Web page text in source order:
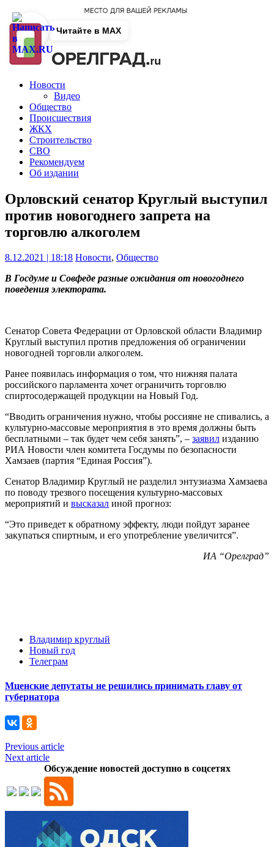
Новости
Видео
Общество
Происшествия
ЖКХ
Строительство
СВО
Рекомендуем
Об издании
Орловский сенатор Круглый выступил
против новогоднего запрета на
торговлю алкоголем
8.12.2021 | 18:18 Новости, Общество
В Госдуме и Совфеде разные ожидания от новогоднего
поведения электората.
Сенатор Совета Федерации от Орловской области Владимир
Круглый выступил против предложения об ограничении
новогодней торговли алкоголем.
Ранее появилась информация о том, что нижняя палата
российского парламента хочет ограничить торговлю
спиртосодержащей продукции на Новый Год.
“Вводить ограничения нужно, чтобы россияне не спивались, а
культурно-массовые мероприятия в это время должны быть
бесплатными – так будет чем себя занять”, – заявил изданию
РИА Новости член комитета Госдумы по безопасности
Хамзаев (партия “Единая Россия”).
Сенатор Владимир Круглый не разделил энтузиазма Хамзаева
по поводу трезвого посещения культурно-массовых
мероприятий и высказал иной прогноз:
“Это приведет к обратному эффекту, люди пойдут заранее
закупаться спиртным, и его употребление увеличится”.
ИА “Орелград”
Владимир круглый
Новый год
Телеграм
Мценские депутаты не решились принимать главу от
губернатора
Previous article
Next article
Обсуждение новостей доступно в соцсетях
Читайте в MAX